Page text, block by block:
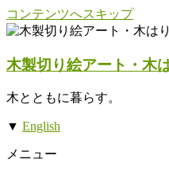
コンテンツへスキップ
木製切り絵アート・木
木とともに暮らす。
▼ English
メニュー